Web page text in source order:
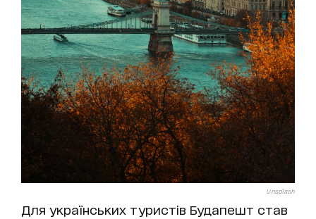
Unsplash
Для українських туристів Будапешт став